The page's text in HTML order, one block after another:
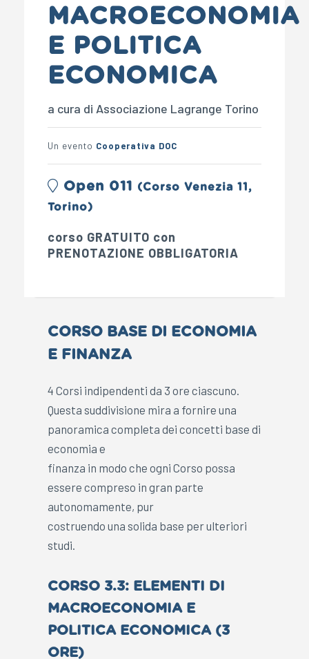
MACROECONOMIA
E POLITICA
ECONOMICA
a cura di Associazione Lagrange Torino
Un evento Cooperativa DOC
Open 011 (Corso Venezia 11,
Torino)
corso GRATUITO con
PRENOTAZIONE OBBLIGATORIA
CORSO BASE DI ECONOMIA
E FINANZA
4 Corsi indipendenti da 3 ore ciascuno.
Questa suddivisione mira a fornire una
panoramica completa dei concetti base di
economia e
finanza in modo che ogni Corso possa
essere compreso in gran parte
autonomamente, pur
costruendo una solida base per ulteriori
studi.
CORSO 3.3: ELEMENTI DI
MACROECONOMIA E
POLITICA ECONOMICA (3
ORE)